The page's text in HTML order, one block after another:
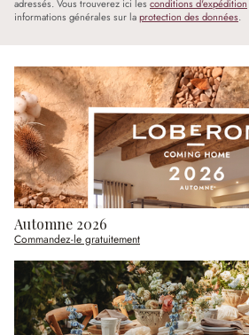
adressés. Vous trouverez ici les conditions d'expédition
informations générales sur laprotection des données.
Automne 2026
Commandez-le gratuitement